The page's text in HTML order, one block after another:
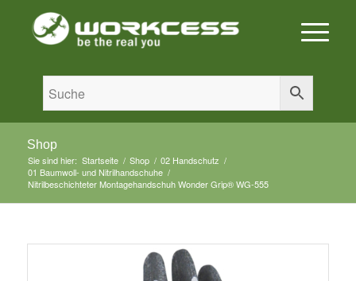
Shop
Sie sind hier: Startseite / Shop / 02 Handschutz /
01 Baumwoll- und Nitrilhandschuhe /
Nitrilbeschichteter Montagehandschuh Wonder Grip® WG-555